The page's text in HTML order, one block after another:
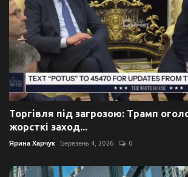
Торгівля під загрозою: Трамп
жорсткі заход...
Ярина Харчук Березень 4, 2026 0